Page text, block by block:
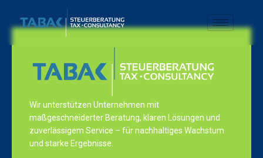
Wir unterstützen Unternehmen mit
maßgeschneiderter Beratung, klaren Lösungen und
zuverlässigem Service – für nachhaltiges Wachstum
und starke Ergebnisse.